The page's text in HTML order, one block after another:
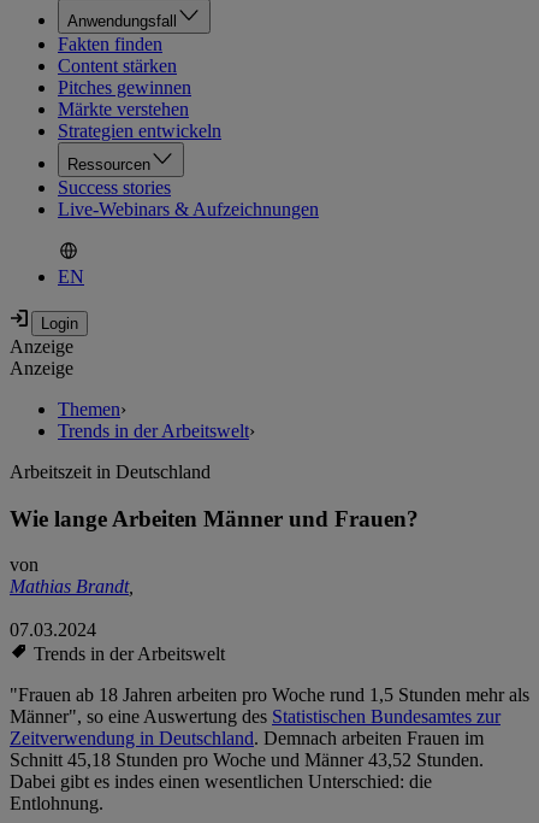
Anwendungsfall
Fakten finden
Content stärken
Pitches gewinnen
Märkte verstehen
Strategien entwickeln
Ressourcen
Success stories
Live-Webinars & Aufzeichnungen
EN
Anzeige
Anzeige
Themen›
Trends in der Arbeitswelt›
Arbeitszeit in Deutschland
Wie lange Arbeiten Männer und Frauen?
von
Mathias Brandt,
07.03.2024
Trends in der Arbeitswelt
"Frauen ab 18 Jahren arbeiten pro Woche rund 1,5 Stunden mehr als
Männer", so eine Auswertung des Statistischen Bundesamtes zur
Zeitverwendung in Deutschland. Demnach arbeiten Frauen im
Schnitt 45,18 Stunden pro Woche und Männer 43,52 Stunden.
Dabei gibt es indes einen wesentlichen Unterschied: die
Entlohnung.